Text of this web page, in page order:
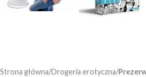
Strona główna Drogeria erotyczna